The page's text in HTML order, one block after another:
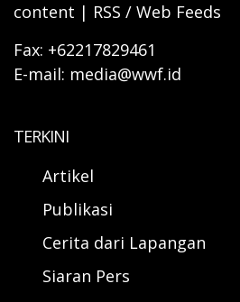
content | RSS / Web Feeds
Fax: +62217829461
E-mail: media@wwf.id
TERKINI
Artikel
Publikasi
Cerita dari Lapangan
Siaran Pers